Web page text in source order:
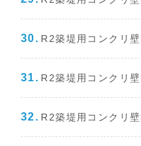
R2築堤用コンクリ
R2築堤用コンクリ
R2築堤用コンクリ